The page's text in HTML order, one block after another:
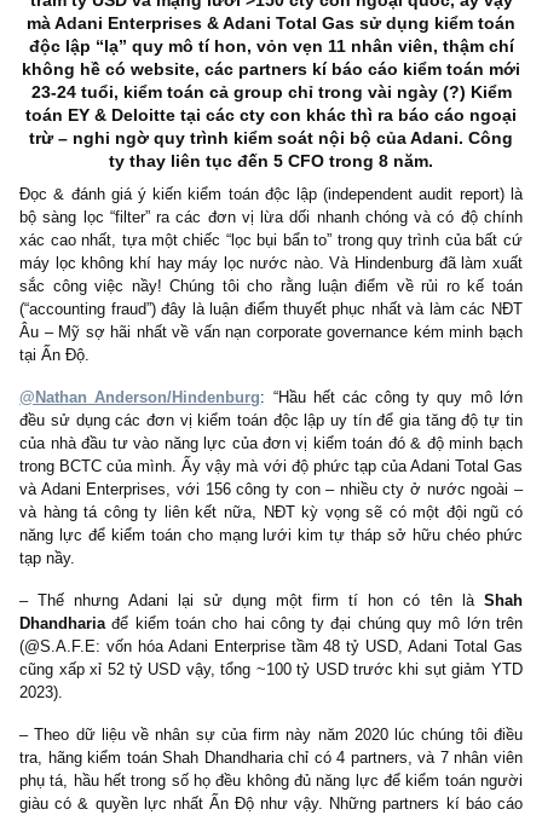
báo cáo khác như Nikola, Lordstown, Clover Health, v.v sẽ hiểu
gì chúng tôi nói.
– Case Adani Enterprises Group dưới đây có thể nói là rất
điển, “một siêu phẩm” từ Hindenburg, làm chúng tôi một
đến case FLC Group đã chính thức bị khởi tố T3/2022 vừa
chúng tôi đã cảnh báo suốt nhiều năm – từ tận
(https://wp.me/pcnhon-jj ) mặt khác lại liên tưởng đến một tập
ngành lớn bậc nhứt Việt Nam cũng có thói quen sử dụng các mối
hệ chính trị thân hữu + “lòng yêu nước” hư cấu ra để che
phạm trong quá khứ, che giấu lòng tham & các vấn đề tài
hữu của mình…
Luận điểm 1 – Rủi ro kế toán khổng lồ: Với quy mô
trăm tỷ USD và mạng lưới >150 cty con ngoại quốc, ấy
mà Adani Enterprises & Adani Total Gas sử dụng kiểm
độc lập “lạ” quy mô tí hon, vỏn vẹn 11 nhân viên,
không hề có website, các partners kí báo cáo kiểm
23-24 tuổi, kiểm toán cả group chỉ trong vài ngày (?)
toán EY & Deloitte tại các cty con khác thì ra báo cáo
trừ – nghi ngờ quy trình kiểm soát nội bộ của Adani.
ty thay liên tục đến 5 CFO trong 8 năm.
bộ sàng lọc “filter” ra các đơn vị lừa dối nhanh chóng và có độ
xác cao nhất, tựa một chiếc “lọc bụi bẩn to” trong quy trình của
máy lọc không khí hay máy lọc nước nào. Và Hindenburg đã
sắc công việc nầy! Chúng tôi cho rằng luận điểm về rủi ro kế
(“accounting fraud”) đây là luận điểm thuyết phục nhất và làm
Âu – Mỹ sợ hãi nhất về vấn nạn corporate governance kém minh
tại Ấn Độ.
@Nathan Anderson/Hindenburg : “Hầu hết các công ty quy